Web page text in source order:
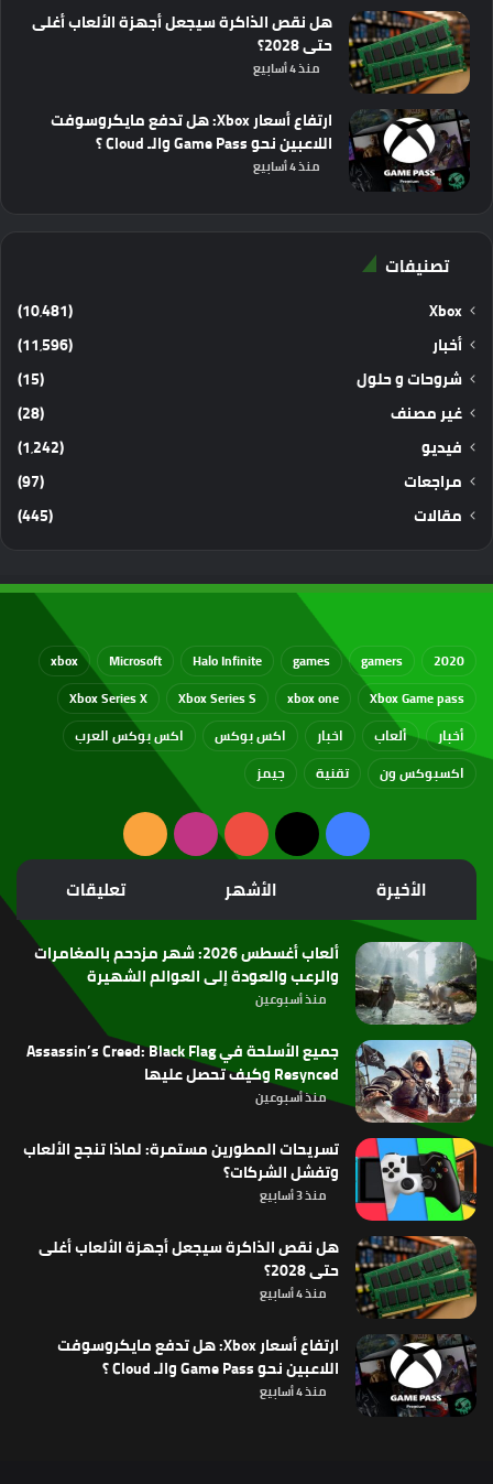
هل نقص الذاكرة سيجعل أجهزة الألعاب أغلى
حتى 2028؟
منذ 4 أسابيع
ارتفاع أسعار Xbox: هل تدفع مايكروسوفت
اللاعبين نحو Game Pass والـ Cloud ؟
منذ 4 أسابيع
تصنيفات
Xbox
(10٬481)
أخبار
(11٬596)
شروحات و حلول
(15)
غير مصنف
(28)
فيديو
(1٬242)
مراجعات
(97)
مقالات
(445)
2020
gamers
games
Halo Infinite
Microsoft
xbox
Xbox Game pass
xbox one
Xbox Series S
Xbox Series X
أخبار
ألعاب اخبار اكس بوكس
اكس بوكس العرب
اكسبوكس ون
تقنية جيمز
فيسبوك
‫X
‫YouTubeانستقرامملخص
الموقع
RSS
الأخيرة الأشهر تعليقات
ألعاب أغسطس 2026: شهر مزدحم بالمغامرات
والرعب والعودة إلى العوالم الشهيرة
منذ أسبوعين
جميع الأسلحة في Assassin’s Creed: Black Flag
Resynced وكيف تحصل عليها
منذ أسبوعين
تسريحات المطورين مستمرة: لماذا تنجح الألعاب
وتفشل الشركات؟
منذ 3 أسابيع
هل نقص الذاكرة سيجعل أجهزة الألعاب أغلى
حتى 2028؟
منذ 4 أسابيع
ارتفاع أسعار Xbox: هل تدفع مايكروسوفت
اللاعبين نحو Game Pass والـ Cloud ؟
منذ 4 أسابيع